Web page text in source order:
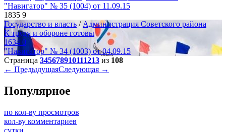
"Навигатор" № 35 (1004) от 11.09.15
1835 9
Государство и власть / Администрация Советского района
К труду и обороне готовы
1634 0
"Навигатор" № 34 (1003) от 04.09.15
Страница 345678910111213 из 108
← ПредыдущаяСледующая →
Популярное
по кол-ву просмотров
кол-ву комментариев
сутки